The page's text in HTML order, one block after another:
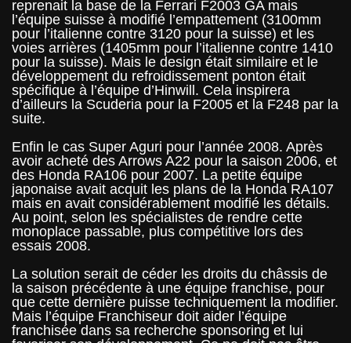
reprenait la base de la Ferrari F2003 GA mais
l’équipe suisse à modifié l’empattement (3100mm
pour l’italienne contre 3120 pour la suisse) et les
voies arrières (1405mm pour l’italienne contre 1410
pour la suisse). Mais le design était similaire et le
développement du refroidissement ponton était
spécifique à l’équipe d’Hinwill. Cela inspirera
d’ailleurs la Scuderia pour la F2005 et la F248 par la
suite.
Enfin le cas Super Aguri pour l’année 2008. Après
avoir acheté des Arrows A22 pour la saison 2006, et
des Honda RA106 pour 2007. La petite équipe
japonaise avait acquit les plans de la Honda RA107
mais en avait considérablement modifié les détails.
Au point, selon les spécialistes de rendre cette
monoplace passable, plus compétitive lors des
essais 2008.
La solution serait de céder les droits du châssis de
la saison précédente à une équipe franchise, pour
que cette dernière puisse techniquement la modifier.
Mais l’équipe Franchiseur doit aider l’équipe
franchisée dans sa recherche sponsoring et lui